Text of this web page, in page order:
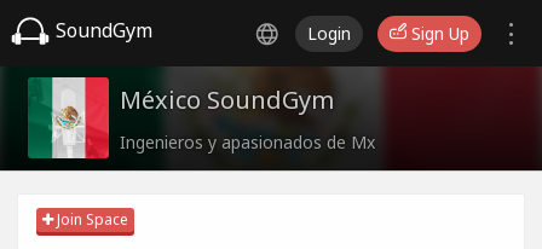
SoundGym Login Sign Up
México SoundGym
Ingenieros y apasionados de Mx
Join Space